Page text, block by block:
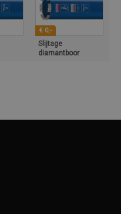
€ 0,-
Slijtage
diamantboor